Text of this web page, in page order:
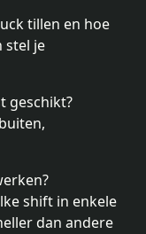
tillen en hoe
stel je
geschikt?
shift in enkele
dan andere